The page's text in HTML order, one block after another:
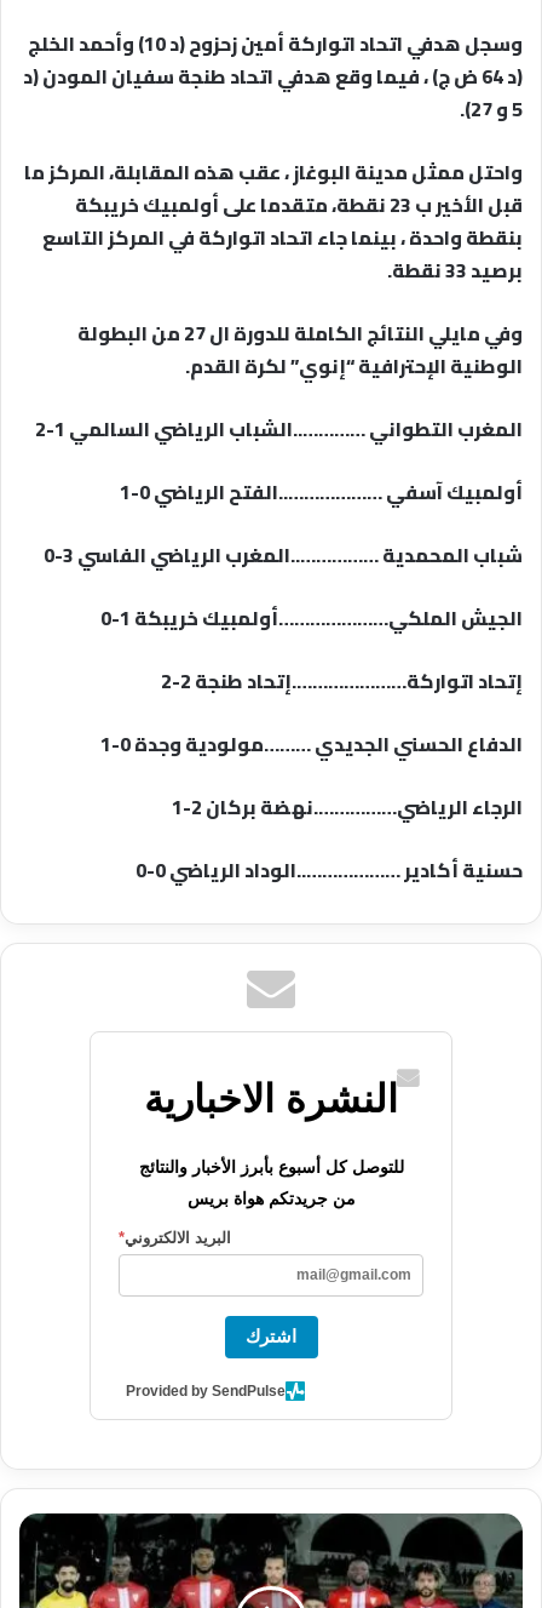
وسجل هدفي اتحاد اتواركة أمين زحزوح (د 10) وأحمد الخلج
(د 64 ض ج) ، فيما وقع هدفي اتحاد طنجة سفيان المودن (د
5 و 27).
واحتل ممثل مدينة البوغاز ، عقب هذه المقابلة، المركز ما
قبل الأخير ب 23 نقطة، متقدما على أولمبيك خريبكة
بنقطة واحدة ، بينما جاء اتحاد اتواركة في المركز التاسع
برصيد 33 نقطة.
وفي مايلي النتائج الكاملة للدورة ال 27 من البطولة
الوطنية الإحترافية “إنوي” لكرة القدم.
المغرب التطواني …………..الشباب الرياضي السالمي 1-2
أولمبيك آسفي ………………..الفتح الرياضي 0-1
شباب المحمدية ……………..المغرب الرياضي الفاسي 3-0
الجيش الملكي…………………أولمبيك خريبكة 1-0
إتحاد اتواركة………………….إتحاد طنجة 2-2
الدفاع الحسني الجديدي ………مولودية وجدة 0-1
الرجاء الرياضي…………….نهضة بركان 2-1
حسنية أكادير ………………..الوداد الرياضي 0-0
النشرة الاخبارية
للتوصل كل أسبوع بأبرز الأخبار والنتائج
من جريدتكم هواة بريس
البريد الالكتروني*
اشترك
Provided by SendPulse
رسميا
اتحاد
الخميسات
ووداد